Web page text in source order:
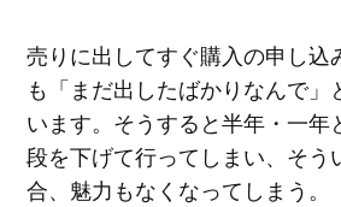
売りに出してすぐ購入の申し込
も「まだ出したばかりなんで」
います。そうすると半年・一年
段を下げて行ってしまい、そう
合、魅力もなくなってしまう。